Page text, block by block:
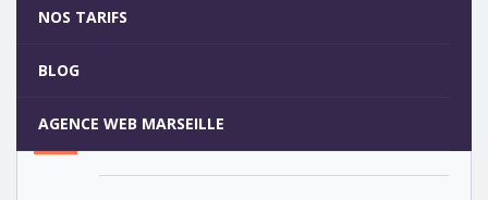
NOS TARIFS
BLOG
AGENCE WEB MARSEILLE
5
Votre site internet pour 29€